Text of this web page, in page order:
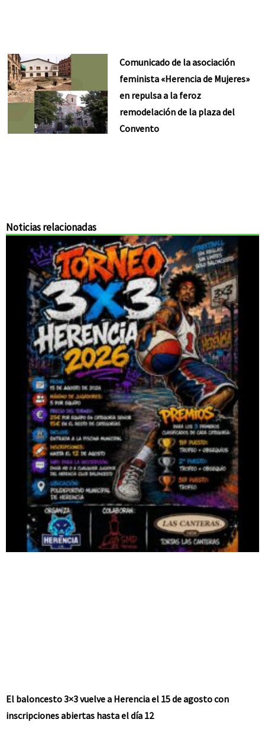
Comunicado de la asociación
feminista «Herencia de Mujeres»
en repulsa a la feroz
remodelación de la plaza del
Convento
Noticias relacionadas
El baloncesto 3×3 vuelve a Herencia el 15 de agosto con
inscripciones abiertas hasta el día 12